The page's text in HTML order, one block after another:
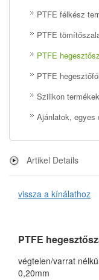
PTFE félkész
PTFE
PTFE
PTFE
Szilikon termékek
Ajánlatok, egyes
Artikel Details
vissza a kínálathoz
PTFE
végtelen/varrat
0,20mm